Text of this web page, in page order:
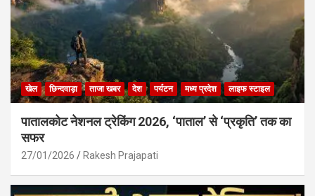
खेल छिन्दवाड़ा ताजा खबर देश पर्यटन मध्य प्रदेश लाइफ स्टाइल
पातालकोट नेशनल ट्रेकिंग 2026, ‘पाताल’ से ‘प्रकृति’ तक का
सफर
27/01/2026 Rakesh Prajapati